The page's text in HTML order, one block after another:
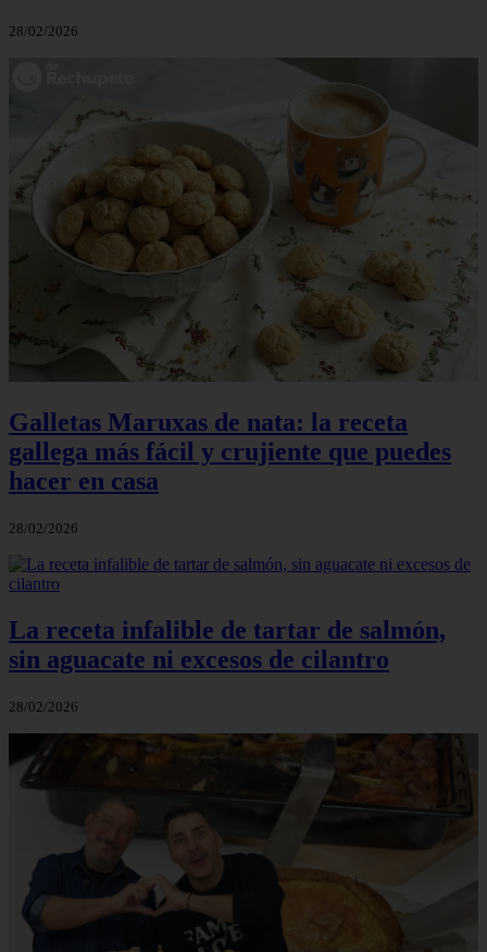
28/02/2026
Galletas Maruxas de nata: la receta
gallega más fácil y crujiente que puedes
hacer en casa
28/02/2026
La receta infalible de tartar de salmón,
sin aguacate ni excesos de cilantro
28/02/2026